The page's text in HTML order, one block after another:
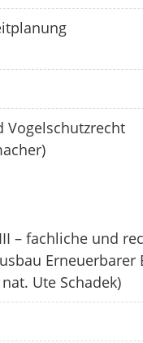
Vogelschutzrecht
– fachliche und
Erneuerbarer
Ute Schadek)